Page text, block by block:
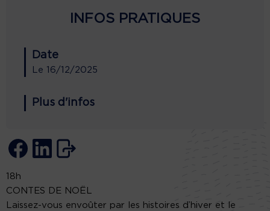
INFOS PRATIQUES
Date
Le 16/12/2025
Plus d'infos
18h
CONTES DE NOËL
Laissez-vous envoûter par les histoires d’hiver et le